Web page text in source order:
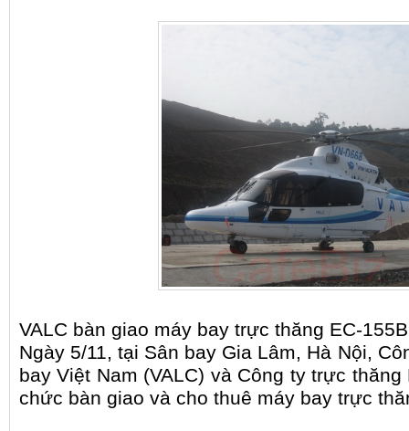
VALC bàn giao máy bay trực thăng EC-
Ngày 5/11, tại Sân bay Gia Lâm, Hà Nội,
bay Việt Nam (VALC) và Công ty trực
chức bàn giao và cho thuê máy bay trực